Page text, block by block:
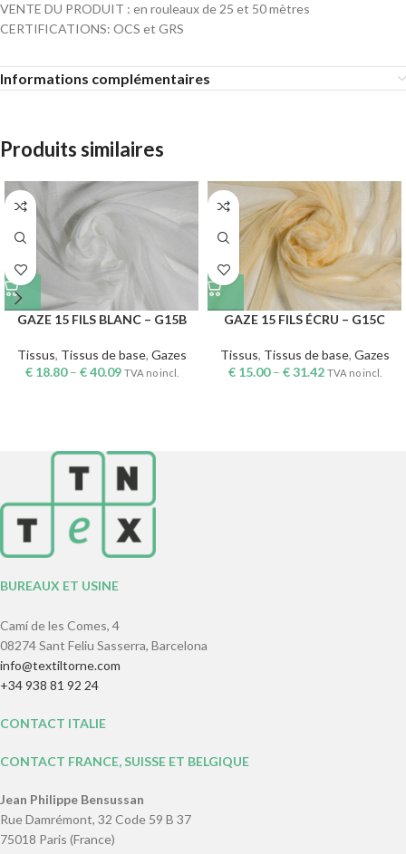
VENTE DU PRODUIT : en rouleaux de 25 et 50 mètres
CERTIFICATIONS: OCS et GRS
Informations complémentaires
Produits similaires
GAZE 15 FILS BLANC – G15B
Tissus, Tissus de base, Gazes
€18.80– €40.09 TVA no incl.
GAZE 15 FILS ÉCRU – G15C
Tissus, Tissus de base, Gazes
€15.00– €31.42 TVA no incl.
BUREAUX ET USINE
Camí de les Comes, 4
08274 Sant Feliu Sasserra, Barcelona
info@textiltorne.com
+34 938 81 92 24
CONTACT ITALIE
CONTACT FRANCE, SUISSE ET BELGIQUE
Jean Philippe Bensussan
Rue Damrémont, 32 Code 59 B 37
75018 Paris (France)